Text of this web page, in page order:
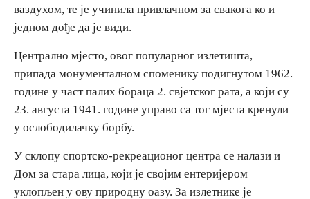
Фото
Откриј Српску
ваздухом, те је учинила привлачном за свакога ко и
једном дође да је види.
Централно мјесто, овог популарног излетишта,
припада монументалном споменику подигнутом 1962.
године у част палих бораца 2. свјетског рата, а који су
23. августа 1941. године управо са тог мјеста кренули
у ослободилачку борбу.
У склопу спортско-рекреационог центра се налази и
Дом за стара лица, који је својим ентеријером
уклопљен у ову природну оазу. За излетнике је